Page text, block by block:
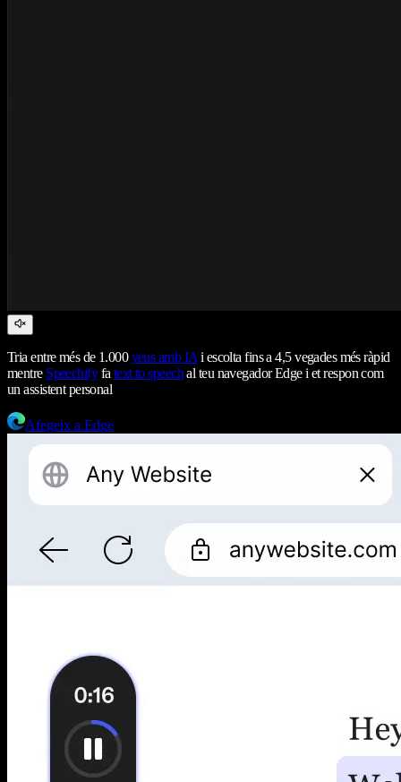
Tria entre més de 1.000veus amb IA i escolta fins a 4,5 vegades més ràpid
mentre Speechifyfa text to speechal teu navegador Edge i et respon com
un assistent personal
Afegeix a Edge